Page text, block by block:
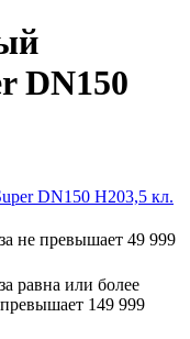
DN150
не превышает 49 999
равна или более
149 999